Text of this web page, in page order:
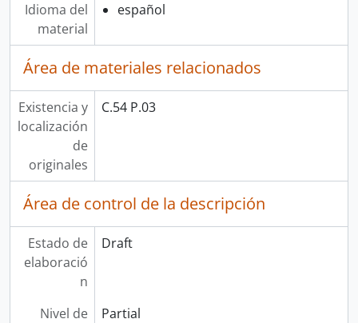
Idioma del
material
español
Área de materiales relacionados
Existencia y
localización
de
originales
C.54 P.03
Área de control de la descripción
Estado de
elaboració
n
Draft
Nivel de
Partial